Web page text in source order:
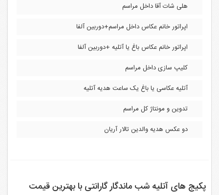
هلی شات آقا داخل مراسم
اپراتور خانم عکاس داخل مراسم+دوربین آلفا
اپراتور خانم عکاس باغ یا آتلیه +دوربین آلفا
کلیپ سازی داخل مراسم
آتلیه عکاسی یا باغ یک ساعت هدیه آتلیه
تدوین و مونتاژ کل مراسم
دو عکس هدیه والدین تالار آریان
پکیج های آتلیه شب ماندگار گارانتی با بهترین قیمت